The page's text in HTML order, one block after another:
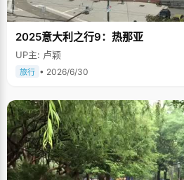
2025意大利之行9：热那亚
UP主: 卢颖
旅行 • 2026/6/30